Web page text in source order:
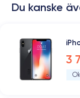
Du kanske
3